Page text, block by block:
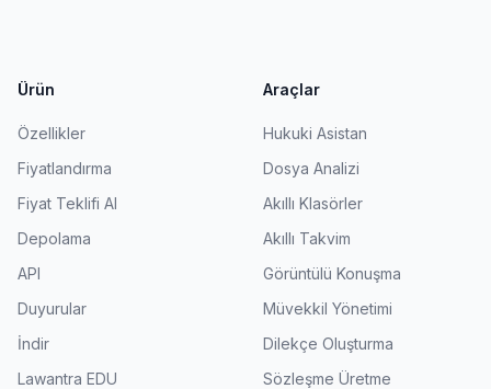
Ürün
Özellikler
Fiyatlandırma
Fiyat Teklifi Al
Depolama
API
Duyurular
İndir
Lawantra EDU
Araçlar
Hukuki Asistan
Dosya Analizi
Akıllı Klasörler
Akıllı Takvim
Görüntülü Konuşma
Müvekkil Yönetimi
Dilekçe Oluşturma
Sözleşme Üretme